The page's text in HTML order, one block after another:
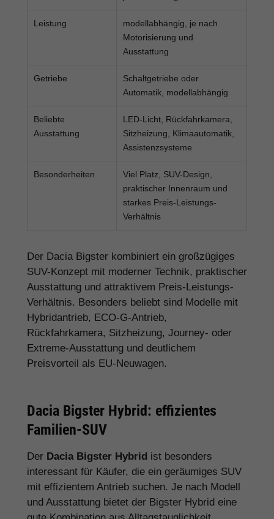
Leistung
modellabhängig, je nach
Motorisierung und
Ausstattung
Getriebe
Schaltgetriebe oder
Automatik, modellabhängig
Beliebte
Ausstattung
LED-Licht, Rückfahrkamera,
Sitzheizung, Klimaautomatik,
Assistenzsysteme
Besonderheiten
Viel Platz, SUV-Design,
praktischer Innenraum und
starkes Preis-Leistungs-
Verhältnis
Der Dacia Bigster kombiniert ein großzügiges
SUV-Konzept mit moderner Technik, praktischer
Ausstattung und attraktivem Preis-Leistungs-
Verhältnis. Besonders beliebt sind Modelle mit
Hybridantrieb, ECO-G-Antrieb,
Rückfahrkamera, Sitzheizung, Journey- oder
Extreme-Ausstattung und deutlichem
Preisvorteil als EU-Neuwagen.
Dacia Bigster Hybrid: effizientes
Familien-SUV
Der Dacia Bigster Hybrid ist besonders
interessant für Käufer, die ein geräumiges SUV
mit effizientem Antrieb suchen. Je nach Modell
und Ausstattung bietet der Bigster Hybrid eine